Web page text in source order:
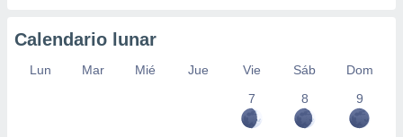
Calendario lunar
Lun Mar Mié Jue Vie Sáb
Dom
7
8 9